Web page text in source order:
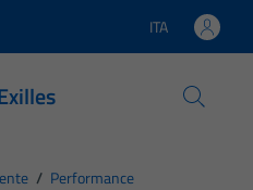
Lingua attiva:
ITA
/ Performance